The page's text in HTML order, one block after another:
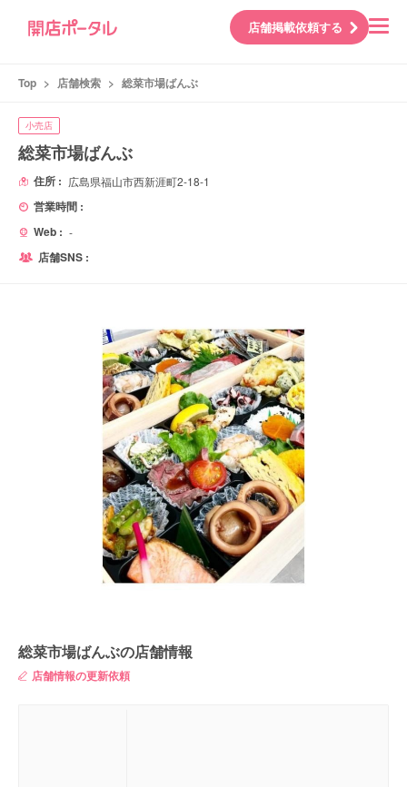
店舗掲載依頼する
Top > 店舗検索 > 総菜市場ばんぶ
小売店
総菜市場ばんぶ
住所 : 広島県福山市西新涯町2-18-1
営業時間 :
Web : -
店舗SNS :
総菜市場ばんぶの店舗情報
店舗情報の更新依頼